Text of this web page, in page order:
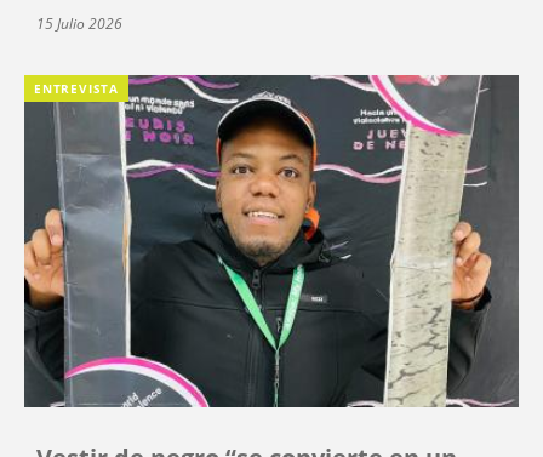
15 Julio 2026
ENTREVISTA